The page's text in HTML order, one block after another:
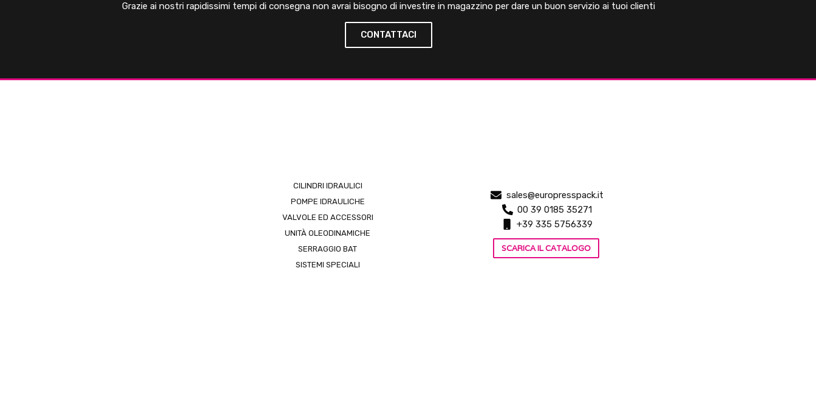
Grazie ai nostri rapidissimi tempi di consegna non avrai bisogno di investire in magazzino per dare un buon servizio ai tuoi clienti
CONTATTACI
CILINDRI IDRAULICI
POMPE IDRAULICHE
VALVOLE ED ACCESSORI
UNITÀ OLEODINAMICHE
SERRAGGIO BAT
SISTEMI SPECIALI
sales@europresspack.it
00 39 0185 35271
+39 335 5756339
SCARICA IL CATALOGO